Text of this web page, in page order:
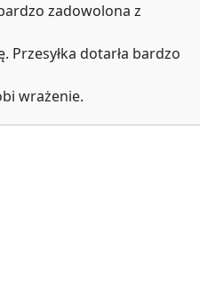
zadowolona z
Przesyłka dotarła bardzo
wrażenie.